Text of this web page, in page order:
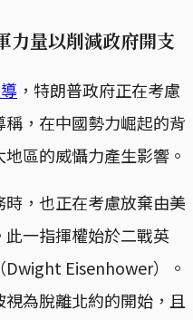
力量以削減政府開支
，特朗普政府正在考慮
，在中國勢力崛起的背
區的威懾力產生影響。
，也正在考慮放棄由美
一指揮權始於二戰英
Eisenhower）。
為脫離北約的開始，且